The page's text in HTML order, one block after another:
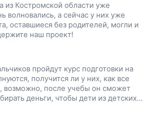
из Костромской области уже
волновались, а сейчас у них уже
оставшиеся без родителей, могли и
наш проект!
пройдут курс подготовки на
получится ли у них, как все
возможно, после учебы он сможет
деньги, чтобы дети из детских